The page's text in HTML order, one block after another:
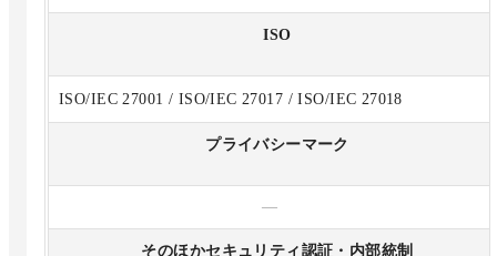
ISO
ISO/IEC 27001 / ISO/IEC 27017 / ISO/IEC 27018
プライバシーマーク
—
そのほかセキュリティ認証・内部統制